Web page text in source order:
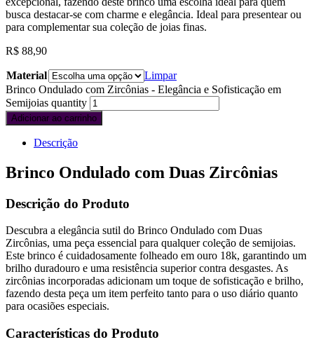
busca destacar-se com charme e elegância. Ideal para presentear ou
para complementar sua coleção de joias finas.
R$ 88,90
Material
Limpar
Brinco Ondulado com Zircônias - Elegância e Sofisticação em
Semijoias quantity
Adicionar ao carrinho
Descrição
Brinco Ondulado com Duas Zircônias
Descrição do Produto
Descubra a elegância sutil do Brinco Ondulado com Duas
Zircônias, uma peça essencial para qualquer coleção de semijoias.
Este brinco é cuidadosamente folheado em ouro 18k, garantindo um
brilho duradouro e uma resistência superior contra desgastes. As
zircônias incorporadas adicionam um toque de sofisticação e brilho,
fazendo desta peça um item perfeito tanto para o uso diário quanto
para ocasiões especiais.
Características do Produto